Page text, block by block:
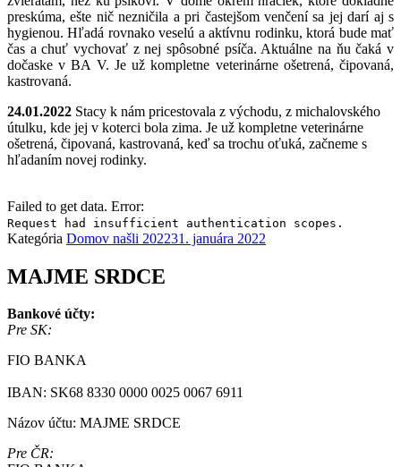
preskúma, ešte nič nezničila a pri častejšom venčení sa jej darí aj s
hygienou. Hľadá rovnako veselú a aktívnu rodinku, ktorá bude mať
čas a chuť vychovať z nej spôsobné psíča. Aktuálne na ňu čaká v
dočaske v BA V. Je už kompletne veterinárne ošetrená, čipovaná,
kastrovaná.
24.01.2022 Stacy k nám pricestovala z východu, z michalovského
útulku, kde jej v koterci bola zima. Je už kompletne veterinárne
ošetrená, čipovaná, kastrovaná, keď sa trochu oťuká, začneme s
hľadaním novej rodinky.
Failed to get data. Error:
Request had insufficient authentication scopes.
Kategória Domov našli 202231. januára 2022
MAJME SRDCE
Bankové účty:
Pre SK:
FIO BANKA
IBAN: SK68 8330 0000 0025 0067 6911
Názov účtu: MAJME SRDCE
Pre ČR: